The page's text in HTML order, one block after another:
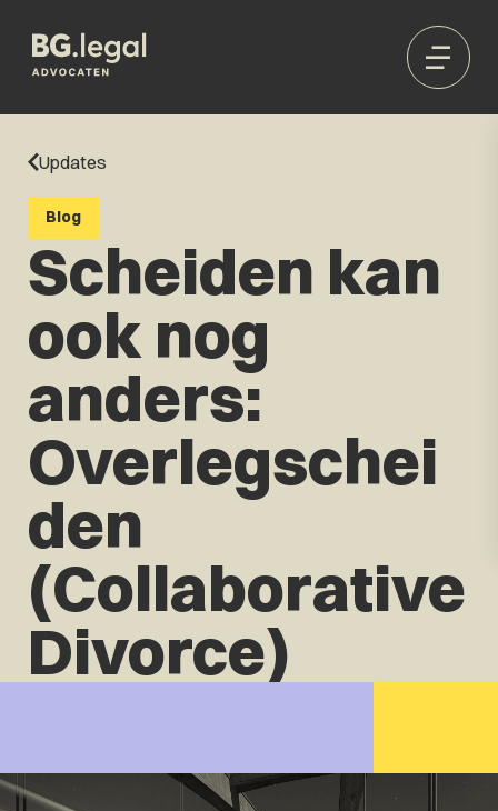
Updates
Blog
Scheiden kan
ook nog
anders:
Overlegschei
den
(Collaborative
Divorce)